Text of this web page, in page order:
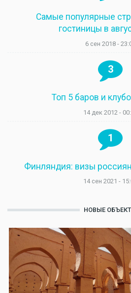
Самые популярные
гостиницы в
6 сен 2018 -
3
Топ 5 баров и
14 дек 2012 -
1
Финляндия: визы
14 сен 2021 -
НОВЫЕ